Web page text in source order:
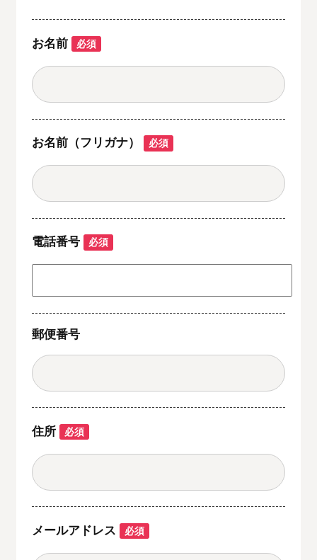
お名前 必須
お名前（フリガナ） 必須
電話番号 必須
郵便番号
住所 必須
メールアドレス 必須